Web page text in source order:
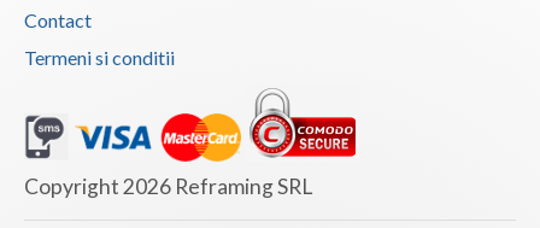
Contact
Termeni si conditii
Copyright 2026 Reframing SRL